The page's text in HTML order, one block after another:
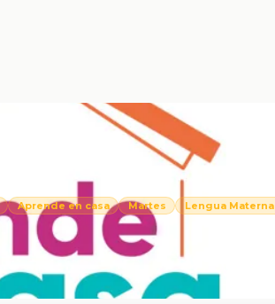
Aprende en casa Martes Lengua Materna